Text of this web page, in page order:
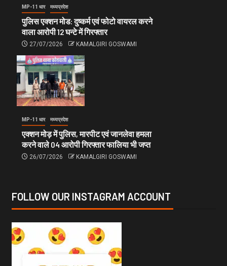
MP-11 धार मध्यप्रदेश
पुलिस एक्शन मोड: दुष्कर्म एवं फोटो वायरल करने
वाला आरोपी 12 घन्टे में गिरफ्तार
27/07/2026 KAMALGIRI GOSWAMI
MP-11 धार मध्यप्रदेश
एक्शन मोड़ में पुलिस, मारपीट एवं जानलेवा हमला
करने वाले 04 आरोपी गिरफ्तार फालिया भी जप्त
26/07/2026 KAMALGIRI GOSWAMI
FOLLOW OUR INSTAGRAM ACCOUNT